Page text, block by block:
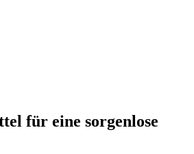
für eine sorgenlose